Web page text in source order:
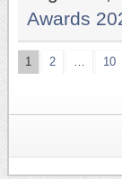
Awards
1 2 10